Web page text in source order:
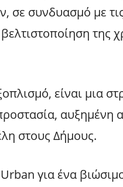
σε συνδυασμό με
της
είναι μια
αυξημένη
στους Δήμους.
για ένα